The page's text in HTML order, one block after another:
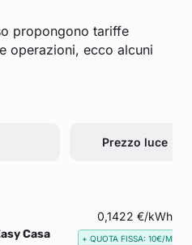
propongono tariffe
operazioni, ecco alcuni
Prezzo luce
Casa
0,1422 €/kWh
+ QUOTA FISSA: 10€/MESE